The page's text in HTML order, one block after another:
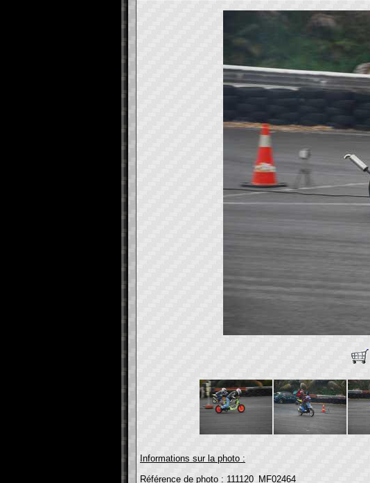
Informations sur la photo :
Référence de photo : 111120_MF02464